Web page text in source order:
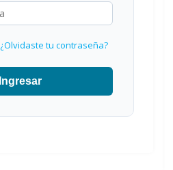
¿Olvidaste tu contraseña?
Ingresar